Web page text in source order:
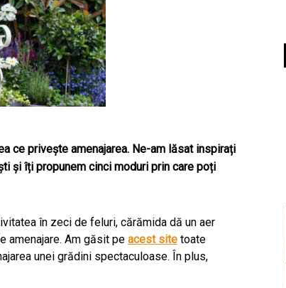
ce privește amenajarea. Ne-am lăsat inspirați
și îți propunem cinci moduri prin care poți
în zeci de feluri, cărămida dă un aer
amenajare. Am găsit pe acest site toate
unei grădini spectaculoase. În plus,